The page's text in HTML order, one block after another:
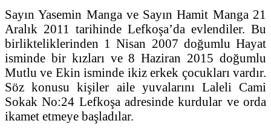
Sayın Yasemin Manga ve Sayın Hamit Manga 21
Aralık 2011 tarihinde Lefkoşa’da evlendiler. Bu
birlikteliklerinden 1 Nisan 2007 doğumlu Hayat
isminde bir kızları ve 8 Haziran 2015 doğumlu
Mutlu ve Ekin isminde ikiz erkek çocukları vardır.
Söz konusu kişiler aile yuvalarını Laleli Cami
Sokak No:24 Lefkoşa adresinde kurdular ve orda
ikamet etmeye başladılar.